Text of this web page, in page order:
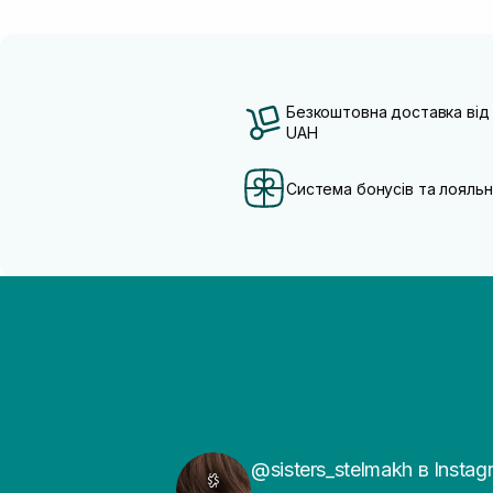
Безкоштовна доставка
UAH
Система бонусів та
@sisters_stelmakh в